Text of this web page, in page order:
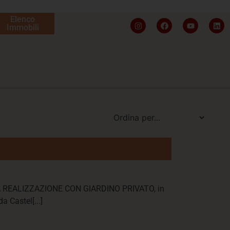
Elenco
Immobili
CON GIARDINO PRIVATO, in
Castel[...]